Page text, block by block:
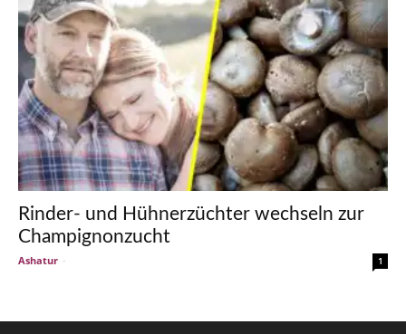
Rinder- und Hühnerzüchter wechseln zur
Champignonzucht
Ashatur - 1